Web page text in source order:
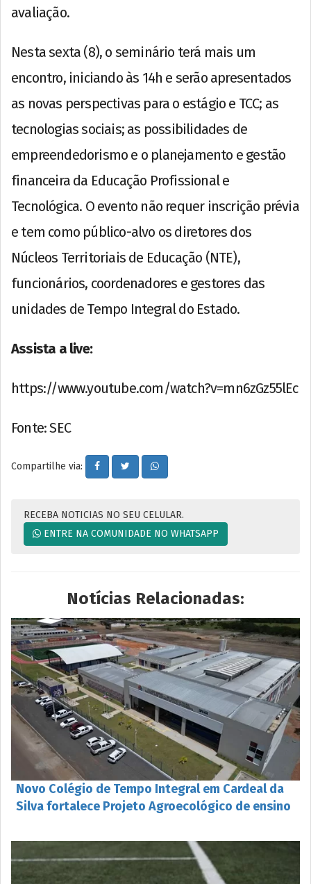
avaliação.
Nesta sexta (8), o seminário terá mais um
encontro, iniciando às 14h e serão apresentados
as novas perspectivas para o estágio e TCC; as
tecnologias sociais; as possibilidades de
empreendedorismo e o planejamento e gestão
financeira da Educação Profissional e
Tecnológica. O evento não requer inscrição prévia
e tem como público-alvo os diretores dos
Núcleos Territoriais de Educação (NTE),
funcionários, coordenadores e gestores das
unidades de Tempo Integral do Estado.
Assista a live:
https://www.youtube.com/watch?v=mn6zGz55lEc
Fonte: SEC
Compartilhe via:
RECEBA NOTICIAS NO SEU CELULAR.
ENTRE NA COMUNIDADE NO WHATSAPP
Notícias Relacionadas:
Novo Colégio de Tempo Integral em Cardeal da
Silva fortalece Projeto Agroecológico de ensino